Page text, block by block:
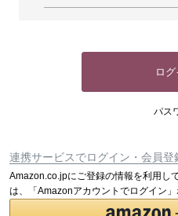
ロ
パス
連携サービスでログイン・会員登
Amazon.co.jpにご登録の情報を利用し
は、「Amazonアカウントでログイン」